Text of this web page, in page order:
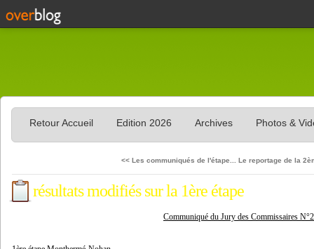
Retour Accueil Edition 2026 Archives Photos &
<< Les communiqués de l'étape... Le reportage de la
résultats modifiés sur la 1ère étape
Communiqué du Jury des Commissaires N°2